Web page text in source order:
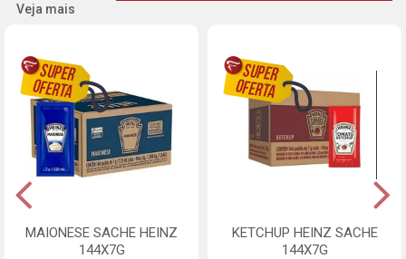
Veja mais
MAIONESE SACHE HEINZ
144X7G
KETCHUP HEINZ SACHE
144X7G